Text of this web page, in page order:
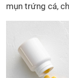
mụn trứng cá,